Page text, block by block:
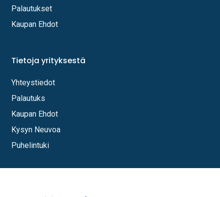
Palautukset
Kaupan Ehdot
Tietoja yrityksestä
Yhteystiedot
Palautuks
Kaupan Ehdot
Kysyn Neuvoa
Puhelintuki